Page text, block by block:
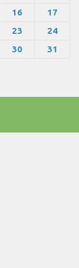
16
17
23
24
30
31